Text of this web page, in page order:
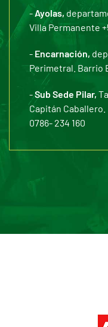
-Ayolas,
Villa Permanente
- Encarnación,
Perimetral. Barrio
-Sub Sede Pilar,
Capitán Caballero.
0786- 234 160